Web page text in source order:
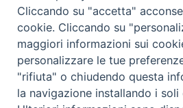
SEGUICI SU
Facebook
Instagram
X YouTube
Feed
Privacy Policy - trasparenza
Cliccando su "accetta"
cookie. Cliccando su
maggiori informazioni sui
personalizzare le tue
"rifiuta" o chiudendo questa
la navigazione installando i